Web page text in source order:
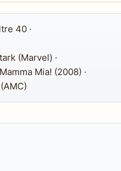
40 ·
(Marvel) ·
Mamma Mia! (2008) ·